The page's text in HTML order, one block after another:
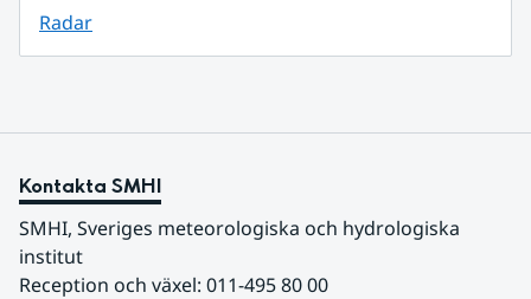
Radar
Kontakta SMHI
SMHI, Sveriges meteorologiska och hydrologiska
institut
Reception och växel: 011-495 80 00